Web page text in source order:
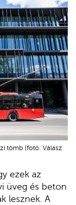
tömb (fotó: Válasz
ezek az
üveg és beton
lesznek. A